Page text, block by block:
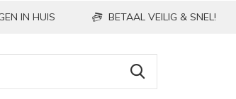
IN HUIS BETAAL VEILIG & SNEL!